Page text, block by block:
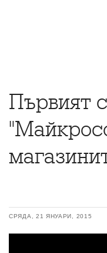
Първият
СРЯДА, 21 ЯНУАРИ, 2015